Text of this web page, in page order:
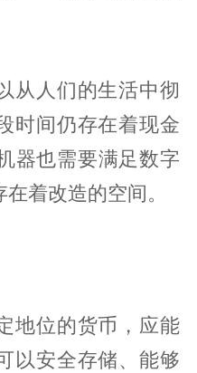
从人们的生活中彻
时间仍存在着现金
器也需要满足数字
着改造的空间。
地位的货币，应能
以安全存储、能够